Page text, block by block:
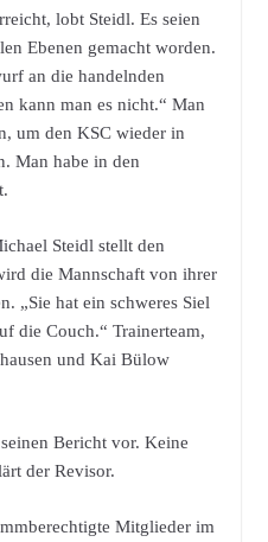
lobt Steidl. Es seien
Ebenen gemacht worden.
an die handelnden
kann man es nicht.“ Man
um den KSC wieder in
Man habe in den
Steidl stellt den
die Mannschaft von ihrer
„Sie hat ein schweres Siel
die Couch.“ Trainerteam,
und Kai Bülow
Bericht vor. Keine
der Revisor.
Mitglieder im